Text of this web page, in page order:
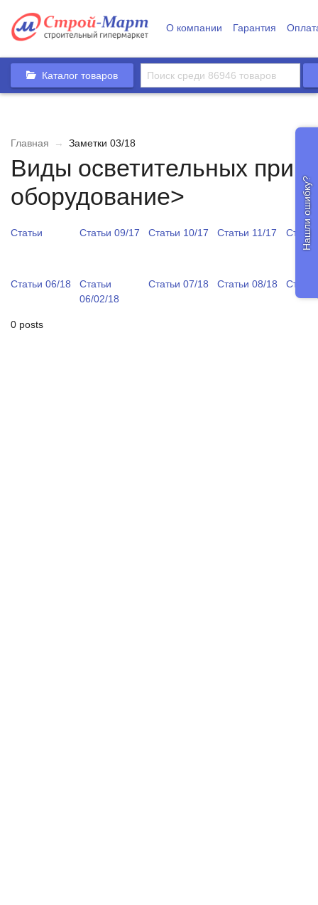
О компании Гарантия
Каталог товаров
Главная → Заметки 03/18
Виды осветительных
оборудование>
Статьи Статьи 09/17 Статьи 10/17 Статьи 11/17
Статьи 06/18
Статьи
06/02/18
Статьи 07/18 Статьи 08/18
0 posts
Нашли ошибку?